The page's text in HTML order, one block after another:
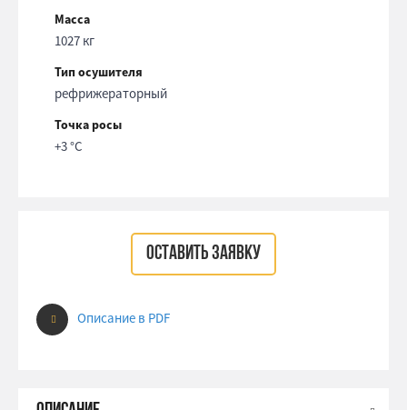
Масса
1027 кг
Тип осушителя
рефрижераторный
Точка росы
+3 °С
ОСТАВИТЬ ЗАЯВКУ
Описание в PDF